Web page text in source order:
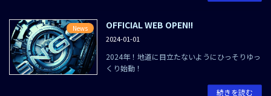
News OFFICIAL WEB OPEN!!
2024-01-01
2024年！地道に目立たないようにひっそりゆっ
くり始動！
続きを読む